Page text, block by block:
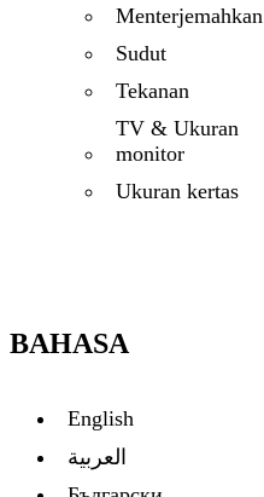
Menterjemahkan
Sudut
Tekanan
TV & Ukuran
monitor
Ukuran kertas
BAHASA
English
العربية